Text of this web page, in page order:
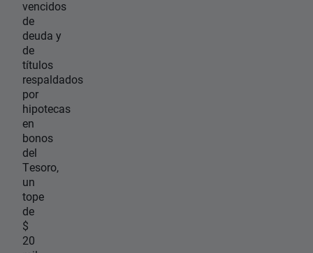
vencidos
de
deuda y
de
títulos
respaldados
por
hipotecas
en
bonos
del
Tesoro,
un
tope
de
$
20